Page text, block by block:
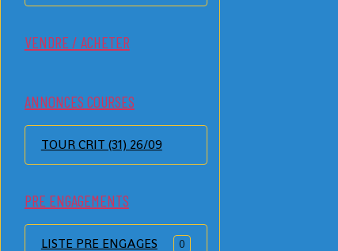
VENDRE / ACHETER
ANNONCES COURSES
TOUR CRIT (31) 26/09
PRE ENGAGEMENTS
LISTE PRE ENGAGES 0